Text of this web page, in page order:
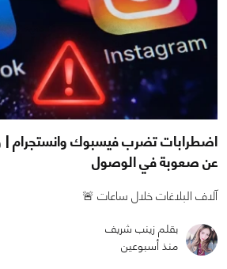
اضطرابات تضرب فيسبوك وانستجرام
عن صعوبة في الوصول
آلاف البلاغات خلال ساعات 🚨
بقلم زينب شريف
منذ أسبوعين